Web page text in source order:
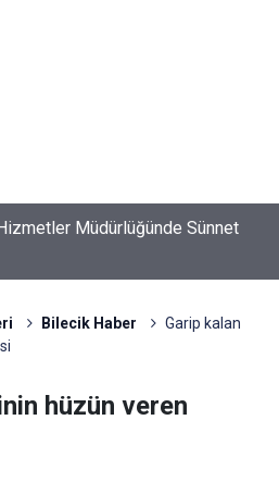
Müdürlüğünde Sünnet
Bilecik Haber
Garip kalan
hüzün veren